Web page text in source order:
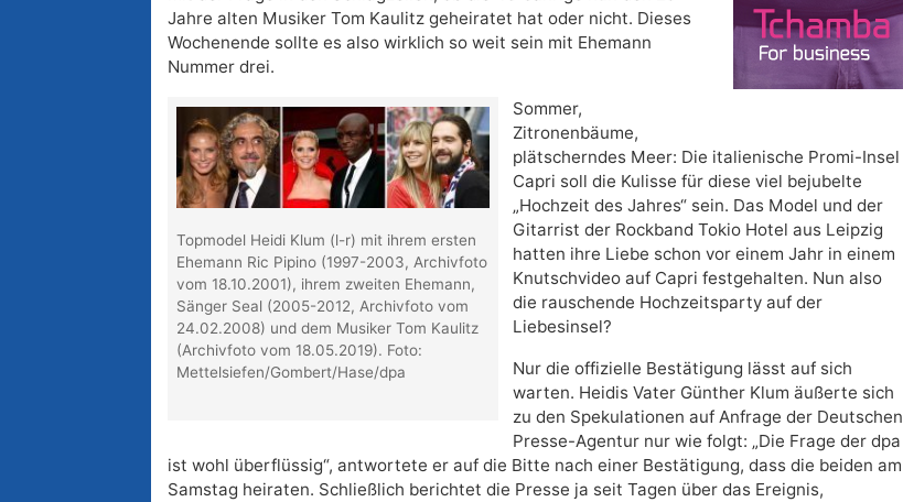
Jahre alten Musiker Tom Kaulitz geheiratet hat oder nicht. Dieses
Wochenende sollte es also wirklich so weit sein mit Ehemann
Nummer drei.
Topmodel Heidi Klum (l-r) mit ihrem ersten
Ehemann Ric Pipino (1997-2003, Archivfoto
vom 18.10.2001), ihrem zweiten Ehemann,
Sänger Seal (2005-2012, Archivfoto vom
24.02.2008) und dem Musiker Tom Kaulitz
(Archivfoto vom 18.05.2019). Foto:
Mettelsiefen/Gombert/Hase/dpa
Sommer,
Zitronenbäume,
plätscherndes Meer: Die italienische Promi-Insel
Capri soll die Kulisse für diese viel bejubelte
„Hochzeit des Jahres“ sein. Das Model und der
Gitarrist der Rockband Tokio Hotel aus Leipzig
hatten ihre Liebe schon vor einem Jahr in einem
Knutschvideo auf Capri festgehalten. Nun also
die rauschende Hochzeitsparty auf der
Liebesinsel?
Nur die offizielle Bestätigung lässt auf sich
warten. Heidis Vater Günther Klum äußerte sich
zu den Spekulationen auf Anfrage der Deutschen
Presse-Agentur nur wie folgt: „Die Frage der dpa
ist wohl überflüssig“, antwortete er auf die Bitte nach einer Bestätigung, dass die beiden am
Samstag heiraten. Schließlich berichtet die Presse ja seit Tagen über das Ereignis,